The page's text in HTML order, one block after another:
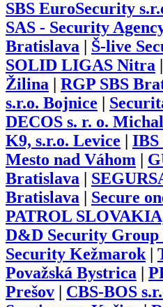
SBS EuroSecurity
SAS - Security
Bratislava
Š-live
SOLID LIGAS Nitra
Žilina
RGP SBS
s.r.o. Bojnice
DECOS s. r. o.
K9, s.r.o. Levice
IBS
Mesto nad Váhom
Bratislava
Bratislava
Secure
PATROL
D&D Security Group
Security Kežmarok|
Považská Bystrica
Prešov
CBS-BOS